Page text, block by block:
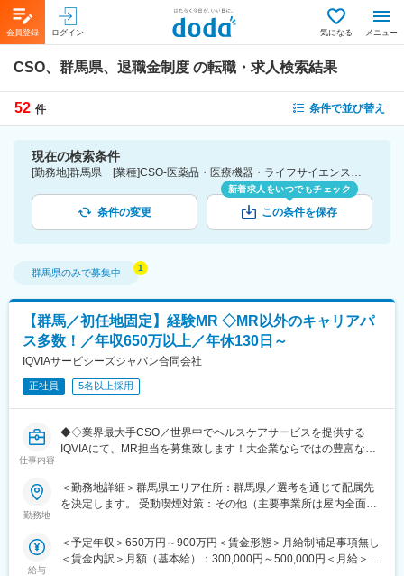
会員登録 ログイン 気になる メニュー
CSO、群馬県、退職金制度 の転職・求人検索結果
52 件 条件で並び替え
現在の検索条件
[勤務地]群馬県 [業種]CSO-医薬品・医療機器・ライフサイエンス・医療系サービス [詳細条件](待遇・福利厚生)退職金制度
条件の変更
新着求人をいつでもチェック
この条件を保存
群馬県のみで募集中
【群馬／初任地固定】経験MR ◇MR以外のキャリアパ
ス多数！／年収650万以上／年休130日～
IQVIAサービシーズジャパン合同会社
正社員 5名以上採用
仕事内容
◆◇業界最大手CSO／世界中でヘルスケアサービスを提供する
IQVIAにて、MR担当を募集致します！大企業ならではの豊富なキ
【具体的な業務詳細】
いただきます。
・担当エリアの訪問医療施設のターゲティング、担当医療施設へ
勤務地
＜勤務地詳細＞群馬県エリア住所：群馬県／選考を通じて配属先
を決定します。 受動喫煙対策：その他（主要事業所は屋内全面禁
給与
＜予定年収＞650万円～900万円＜賃金形態＞月給制補足事項無し
＜賃金内訳＞月額（基本給）：300,000円～500,000円＜月給＞